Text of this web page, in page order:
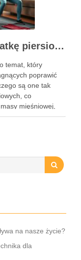
Efektywne ćwiczenia na klatkę piersiową w domu – przewodnik po treningu
temat, który
poprawić
są one tak
co
mięśniowej,
wydolności …
na nasze życie?
dla